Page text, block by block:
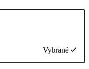
Vybrané